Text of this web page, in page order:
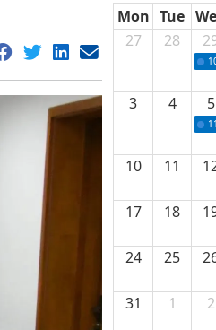
Mon Tue
27
28
3 4 5
10 11
17 18
24 25
31 1 2